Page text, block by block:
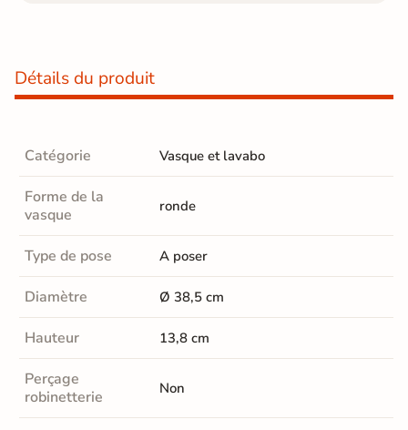
Détails du produit
Catégorie Vasque et lavabo
Forme de la
vasque
ronde
Type de pose A poser
Diamètre Ø 38,5 cm
Hauteur 13,8 cm
Perçage
robinetterie
Non